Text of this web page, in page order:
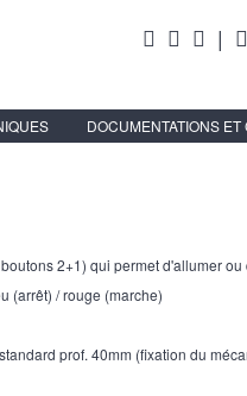
|
DOCUMENTATIONS
2+1) qui permet d'allumer
(arrêt) / rouge (marche)
prof. 40mm (fixation du